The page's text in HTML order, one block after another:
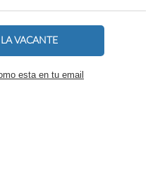
VACANTE
esta en tu email